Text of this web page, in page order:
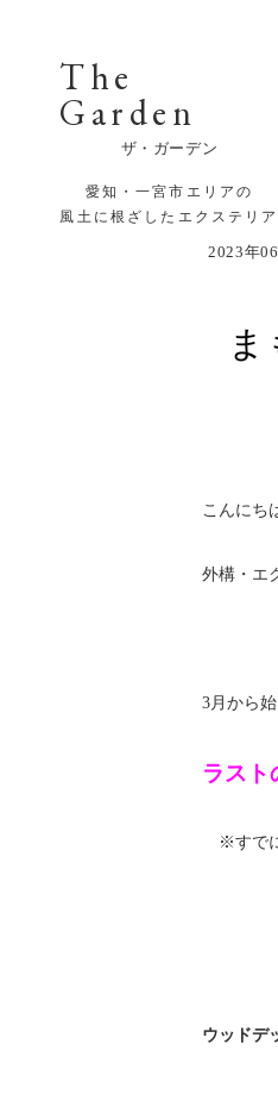
The
Garden
ザ・ガーデン
愛知・一宮市エリアの
風土に根ざしたエクステリア
2023年
こんにち
外構・エ
3月から
ラスト
※すでに
↓↓キ
ウッドデ